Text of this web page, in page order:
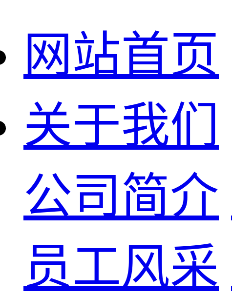
网站首页
关于我们
公司简介
员工风采